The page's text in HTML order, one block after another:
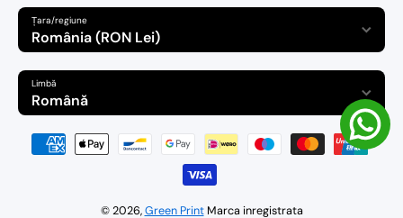
Țara/regiune
România (RON Lei)
Limbă
Română
Modalitati de plata
© 2026,Green Print Marca inregistrata